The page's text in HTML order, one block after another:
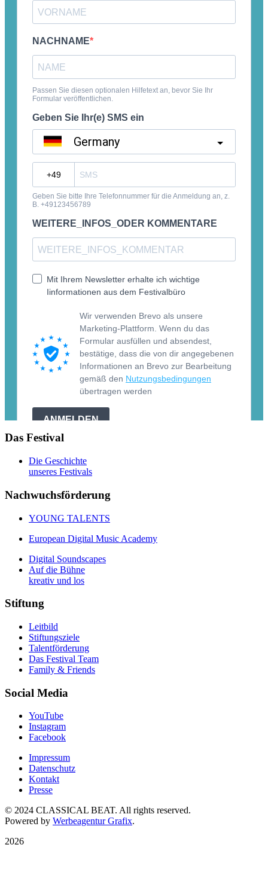
Das Festival
Die Geschichte
unseres Festivals
Nachwuchsförderung
YOUNG TALENTS
European Digital Music Academy
Digital Soundscapes
Auf die Bühne
kreativ und los
Stiftung
Leitbild
Stiftungsziele
Talentförderung
Das Festival Team
Family & Friends
Social Media
YouTube
Instagram
Facebook
Impressum
Datenschutz
Kontakt
Presse
© 2024 CLASSICAL BEAT. All rights reserved.
Powered by Werbeagentur Grafix.
2026